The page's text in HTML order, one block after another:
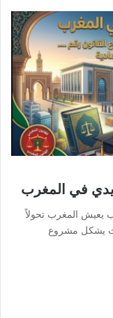
يعيش المغرب تحولاً
يشكل مشروع